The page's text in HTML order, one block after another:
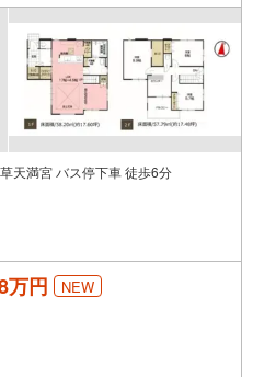
天満宮 バス停下車 徒歩6分
万円 NEW